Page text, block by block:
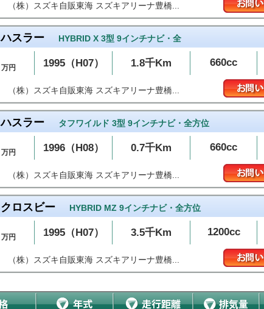
（株）スズキ自販東海 スズキアリーナ豊橋...
ハスラー HYBRID X 3型 9インチナビ・全
万円 1995（H07） 1.8千Km 660cc
（株）スズキ自販東海 スズキアリーナ豊橋...
ハスラー タフワイルド 3型 9インチナビ・全方位
万円 1996（H08） 0.7千Km 660cc
（株）スズキ自販東海 スズキアリーナ豊橋...
クロスビー HYBRID MZ 9インチナビ・全方位
万円 1995（H07） 3.5千Km 1200cc
（株）スズキ自販東海 スズキアリーナ豊橋...